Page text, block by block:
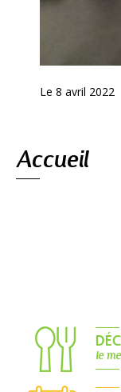
Le 8 avril 2022
Accueil
le